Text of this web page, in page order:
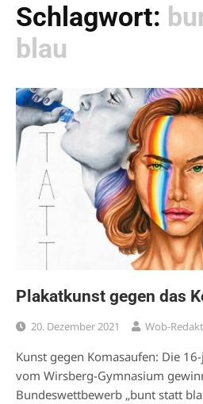
Schlagwort:
blau
Plakatkunst gegen das
20. Dezember 2021 Wob-
Kunst gegen Komasaufen: Die
vom Wirsberg-Gymnasium
Bundeswettbewerb „bunt statt